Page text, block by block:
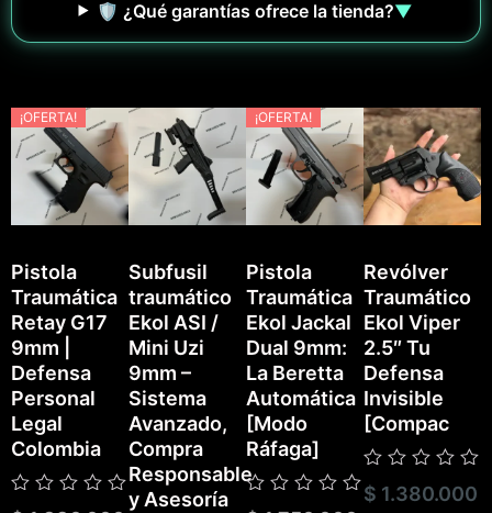
🛡️ ¿Qué garantías ofrece la tienda?▼
¡OFERTA!
Pistola
Traumática
Retay G17
9mm |
Defensa
Personal
Legal
Colombia
Valorado
Subfusil
traumático
Ekol ASI /
Mini Uzi
9mm –
Sistema
Avanzado,
Compra
Responsable
y Asesoría
¡OFERTA!
Pistola
Traumática
Ekol Jackal
Dual 9mm:
La Beretta
Automática
[Modo
Ráfaga]
Valorado
Revólver
Traumático
Ekol Viper
2.5″ Tu
Defensa
Invisible
[Compac
Valorado
con
$ 1.380.000